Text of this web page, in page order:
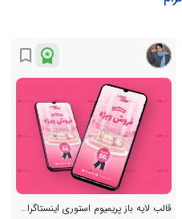
workspace_premium
bookmark_border
قالب لایه باز پریمیوم استوری اینستاگرام فروش ویژه محصولات psd